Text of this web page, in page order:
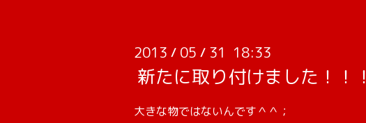
2013 / 05 / 31 18:33
新たに取り付けました！！！
大きな物ではないんです＾＾；